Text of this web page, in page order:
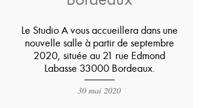
Le Studio A vous accueillera dans une
nouvelle salle à partir de septembre
2020, située au 21 rue Edmond
Labasse 33000 Bordeaux.
30 mai 2020